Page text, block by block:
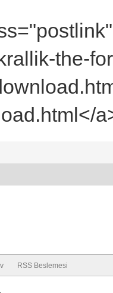
the-
RSS Beslemesi